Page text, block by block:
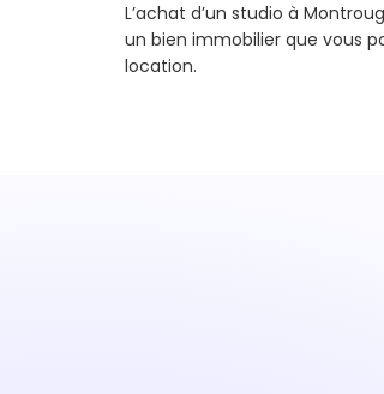
L’achat d’un studio à
un bien immobilier que vous
location.